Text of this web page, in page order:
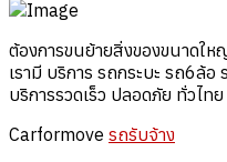
ต้องการขนย้ายสิ่งของขนาดใ
เรามี บริการ รถกระบะ รถ6ล้
บริการรวดเร็ว ปลอดภัย ทั่วไทย
Carformove รถรับจ้าง